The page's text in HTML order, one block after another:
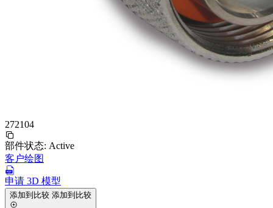
272104
部件状态: Active
客户绘图
申请 3D 模型
添加到比较 添加到比较